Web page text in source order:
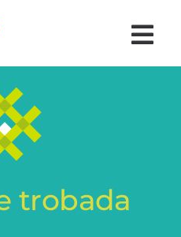
d’activitats
trobada